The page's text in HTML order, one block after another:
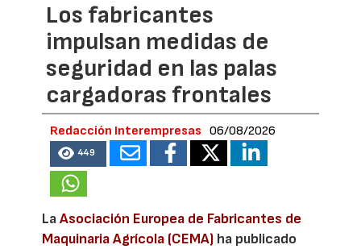
Los fabricantes
impulsan medidas de
seguridad en las palas
cargadoras frontales
Redacción Interempresas 06/08/2026
449
LaAsociación Europea de Fabricantes de
Maquinaria Agrícola (CEMA) ha publicado